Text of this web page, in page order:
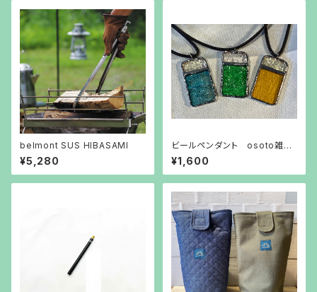
belmont SUS HIBASAMI
¥5,280
ビールペンダント osoto雑貨
オリジナル
¥1,600